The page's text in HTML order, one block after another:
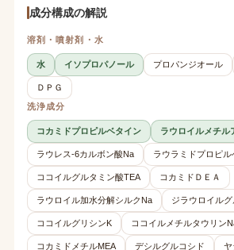
成分構成の解説
溶剤・噴射剤・水
水 イソプロパノール プロパンジオール
ＤＰＧ
洗浄成分
コカミドプロピルベタイン ラウロイルメチル
ラウレス-6カルボン酸Na ラウラミドプロピル
ココイルグルタミン酸TEA コカミドＤＥＡ
ラウロイル加水分解シルクNa ジラウロイル
ココイルグリシンK ココイルメチルタウリン
コカミドメチルMEA デシルグルコシド ヤ